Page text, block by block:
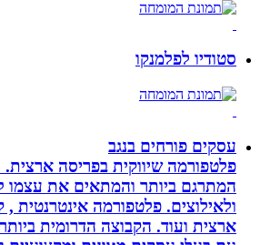
סטודיו לפלמנקו
עסקים פורחים בנגב
פלטפורמה שיווקית בפריסה ארצית.
המתרגם ביותר והמתאים את עצמו
ולאילוצים. פלטפורמה אינטרנטית ,
ארצית ועוד. הקבוצה הדרומית ביותר